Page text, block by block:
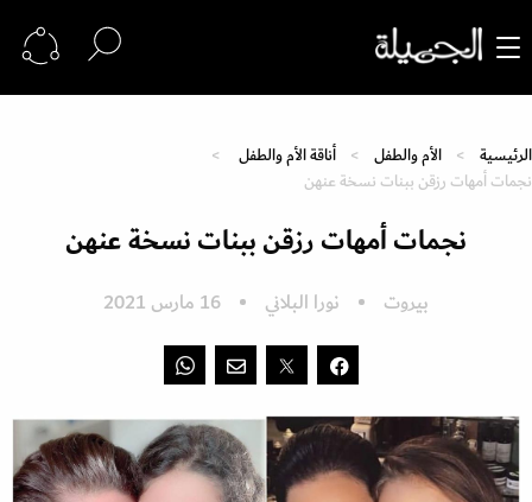
الرئيسية الأم والطفل
أناقة الأم والطفل
نجمات أمهات رزقن ببنات نسخة عنهن
نجمات أمهات رزقن ببنات نسخة عنهن
بيروت نورا البلاني 16 مارس 2021